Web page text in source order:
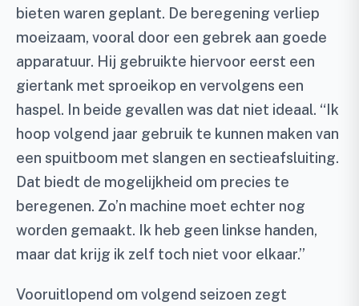
bieten waren geplant. De beregening verliep
moeizaam, vooral door een gebrek aan goede
apparatuur. Hij gebruikte hiervoor eerst een
giertank met sproeikop en vervolgens een
haspel. In beide gevallen was dat niet ideaal. “Ik
hoop volgend jaar gebruik te kunnen maken van
een spuitboom met slangen en sectieafsluiting.
Dat biedt de mogelijkheid om precies te
beregenen. Zo’n machine moet echter nog
worden gemaakt. Ik heb geen linkse handen,
maar dat krijg ik zelf toch niet voor elkaar.”
Vooruitlopend om volgend seizoen zegt